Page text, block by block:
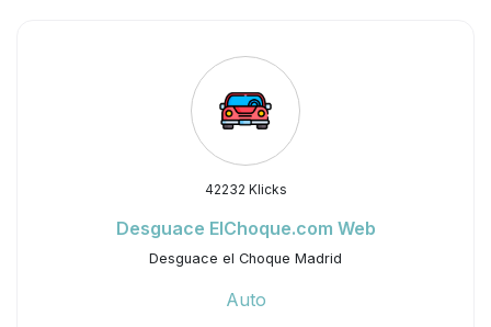
42232 Klicks
Desguace ElChoque.com Web
Desguace el Choque Madrid
Auto